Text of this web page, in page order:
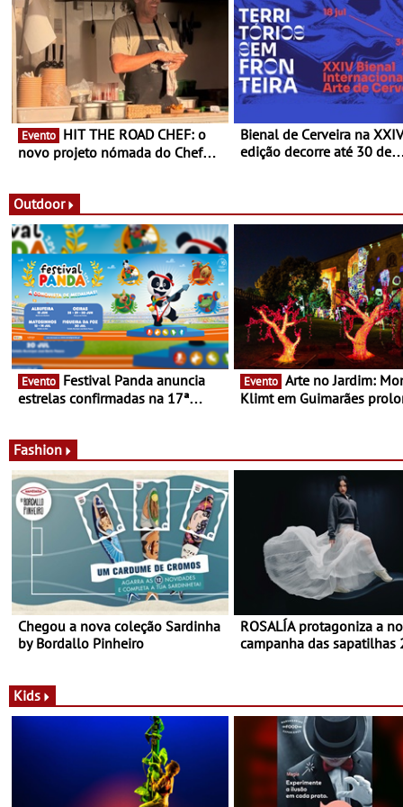
Evento
novo projeto nómada do Chef
que percorre Portugal
Bienal de Cerveira na XXIV
edição decorre até 30 de
Outdoor
Evento
estrelas confirmadas na 17ª
Evento
Klimt em Guimarães
Fashion
Chegou a nova coleção Sardinha
by Bordallo Pinheiro
ROSALÍA protagoniza a
campanha das sapatilhas
Kids